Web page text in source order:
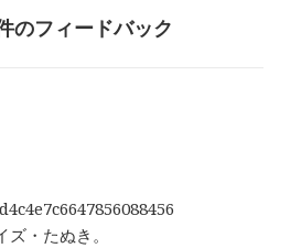
ー
のフィードバック
・たぬき。